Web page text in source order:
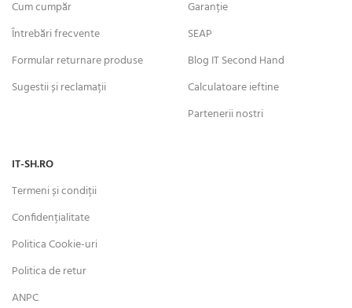
Cum cumpăr
Întrebări frecvente
Formular returnare produse
Sugestii și reclamații
Garanție
SEAP
Blog IT Second Hand
Calculatoare ieftine
Partenerii nostri
IT-SH.RO
Termeni și condiții
Confidențialitate
Politica Cookie-uri
Politica de retur
ANPC